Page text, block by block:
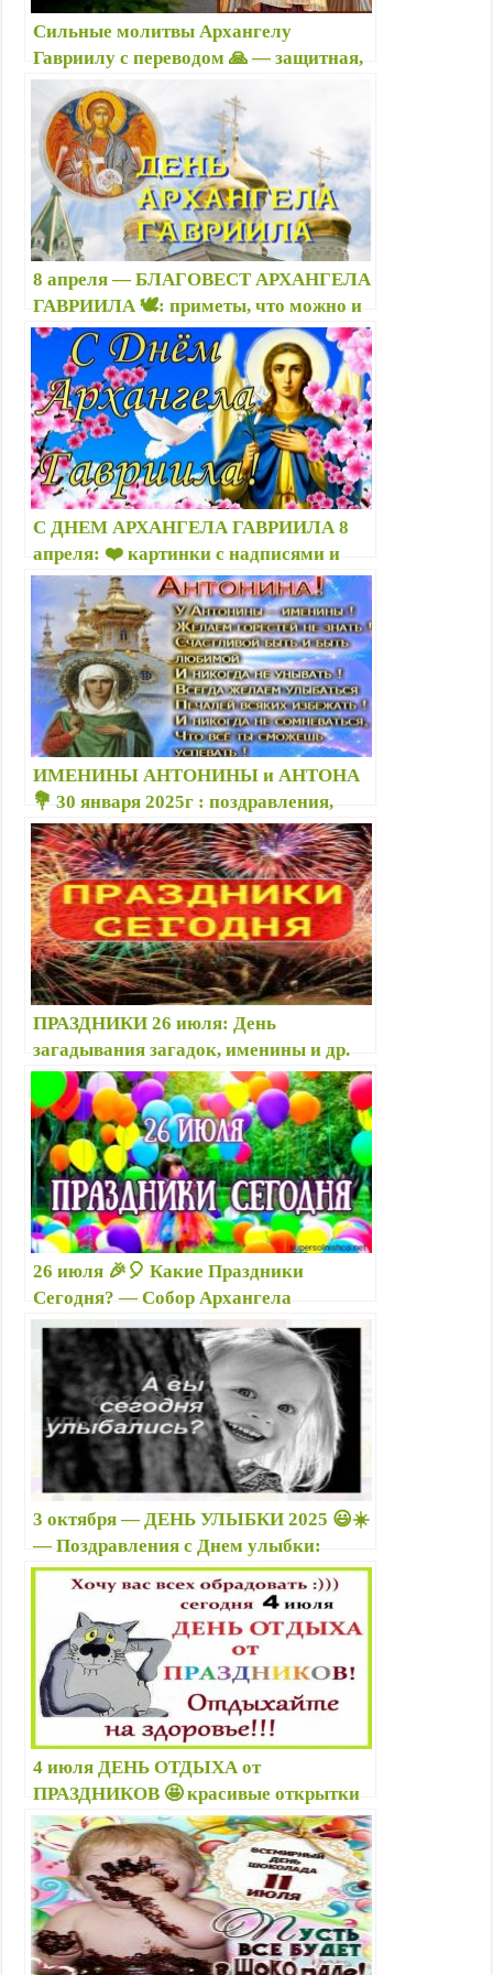
i
k
i
Сильные молитвы Архангелу
Гавриилу с переводом 🙏 — защитная,
о здоровье, о замужестве: как
молиться, о чем просят Архангела
Гавриила?
8 апреля — БЛАГОВЕСТ АРХАНГЕЛА
ГАВРИИЛА 🕊️: приметы, что можно и
нельзя делать, именины, картинки
С ДНЕМ АРХАНГЕЛА ГАВРИИЛА 8
апреля: ❤️ картинки с надписями и
пожеланиями — Народный праздник
Гавриил Благовест открытки
ИМЕНИНЫ АНТОНИНЫ и АНТОНА
💐 30 января 2025г : поздравления,
прикольные картинки с надписями,
открытки с пожеланиями
ПРАЗДНИКИ 26 июля: День
загадывания загадок, именины и др.
праздники сегодня 26. 07.
26 июля 🎉🎈 Какие Праздники
Сегодня? — Собор Архангела
Гавриила (молитвы), Гаврила Летний,
др. праздники, именины — Картинки
26 07
3 октября — ДЕНЬ УЛЫБКИ 2025 😃☀️
— Поздравления с Днем улыбки:
открытки с надписью, пожелания, смс,
📃 история праздника в картинках
4 июля ДЕНЬ ОТДЫХА от
ПРАЗДНИКОВ 🤩 красивые открытки
новые — С Днем отдыха от
праздников: поздравить друзей в
стихах необычно